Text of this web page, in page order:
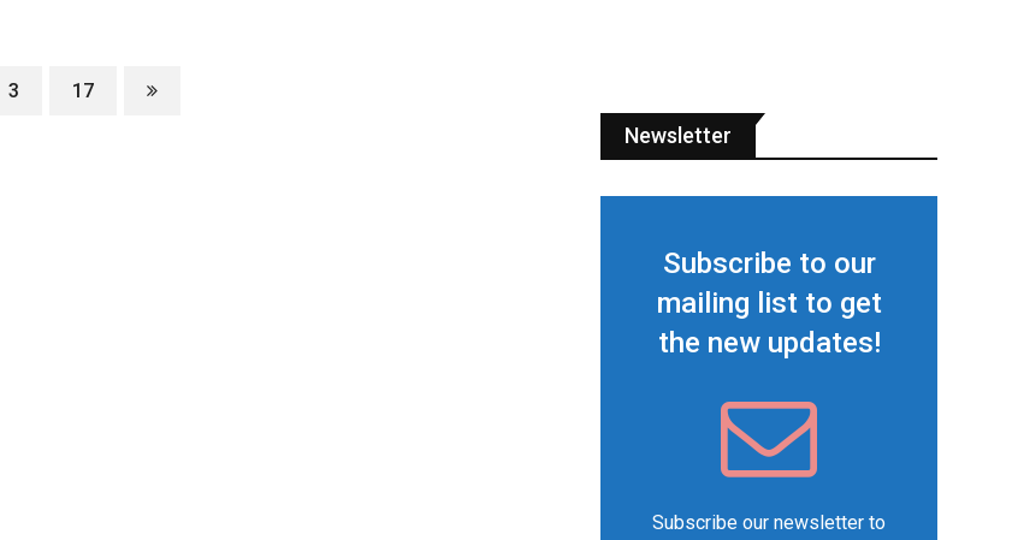
3 17
Newsletter
Subscribe to our
mailing list to get
the new updates!
Subscribe our newsletter to